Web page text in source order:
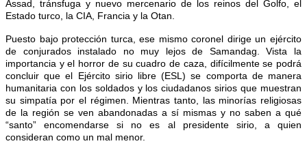
Assad, tránsfuga y nuevo mercenario de los reinos del Golfo, el
Estado turco, la CIA, Francia y la Otan.
Puesto bajo protección turca, ese mismo coronel dirige un ejército
de conjurados instalado no muy lejos de Samandag. Vista la
importancia y el horror de su cuadro de caza, difícilmente se podrá
concluir que el Ejército sirio libre (ESL) se comporta de manera
humanitaria con los soldados y los ciudadanos sirios que muestran
su simpatía por el régimen. Mientras tanto, las minorías religiosas
de la región se ven abandonadas a sí mismas y no saben a qué
“santo” encomendarse si no es al presidente sirio, a quien
consideran como un mal menor.